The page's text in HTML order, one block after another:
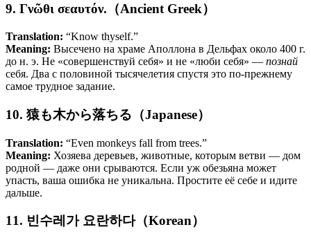
9. Γνῶθι σεαυτόν.（Ancient Greek）
Translation: “Know thyself.”
Meaning: Высечено на храме Аполлона в Дельфах около 400 г.
до н. э. Не «совершенствуй себя» и не «люби себя» — познай
себя. Два с половиной тысячелетия спустя это по-прежнему
самое трудное задание.
10. 猿も木から落ちる（Japanese）
Translation: “Even monkeys fall from trees.”
Meaning: Хозяева деревьев, животные, которым ветви — дом
родной — даже они срываются. Если уж обезьяна может
упасть, ваша ошибка не уникальна. Простите её себе и идите
дальше.
11. 빈수레가 요란하다（Korean）